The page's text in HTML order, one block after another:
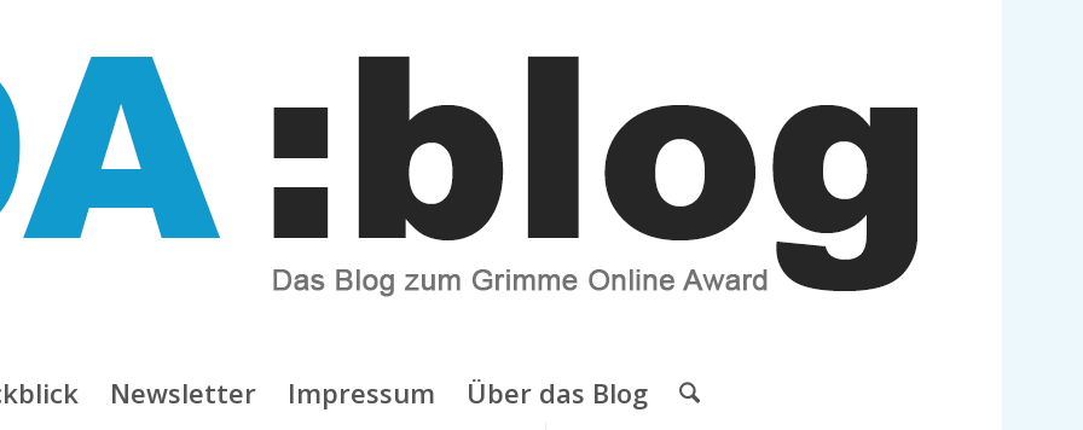
Newsletter Impressum Über das Blog